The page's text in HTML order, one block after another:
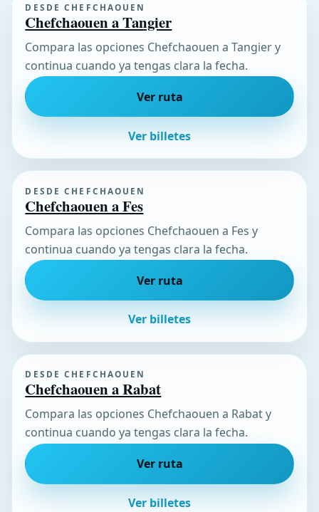
DESDE CHEFCHAOUEN
Chefchaouen a Tangier
Compara las opciones Chefchaouen a Tangier y
continua cuando ya tengas clara la fecha.
Ver ruta
Ver billetes
DESDE CHEFCHAOUEN
Chefchaouen a Fes
Compara las opciones Chefchaouen a Fes y
continua cuando ya tengas clara la fecha.
Ver ruta
Ver billetes
DESDE CHEFCHAOUEN
Chefchaouen a Rabat
Compara las opciones Chefchaouen a Rabat y
continua cuando ya tengas clara la fecha.
Ver ruta
Ver billetes